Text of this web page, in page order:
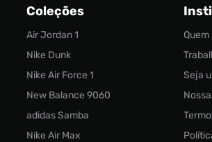
Coleções
Air Jordan 1
Nike Dunk
Nike Air Force 1
New Balance 9060
adidas Samba
Nike Air Max
Seja